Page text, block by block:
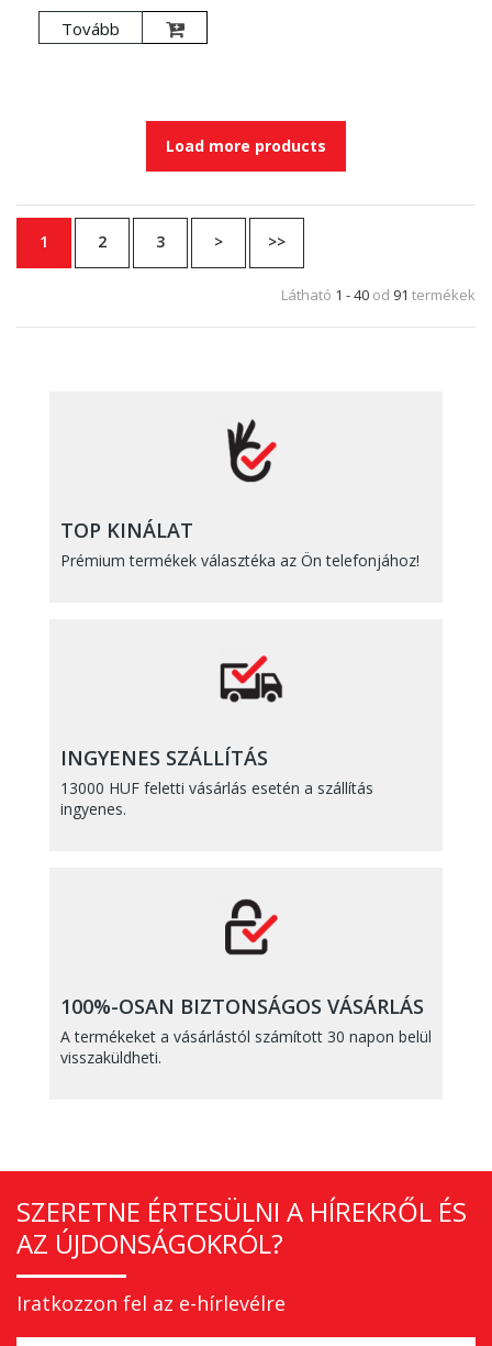
Tovább
Load more products
1 2 3 > >>
Látható 1 - 40 od 91 termékek
TOP KINÁLAT
Prémium termékek választéka az Ön telefonjához!
INGYENES SZÁLLÍTÁS
13000 HUF feletti vásárlás esetén a szállítás
ingyenes.
100%-OSAN BIZTONSÁGOS VÁSÁRLÁS
A termékeket a vásárlástól számított 30 napon belül
visszaküldheti.
SZERETNE ÉRTESÜLNI A HÍREKRŐL ÉS
AZ ÚJDONSÁGOKRÓL?
Iratkozzon fel az e-hírlevélre